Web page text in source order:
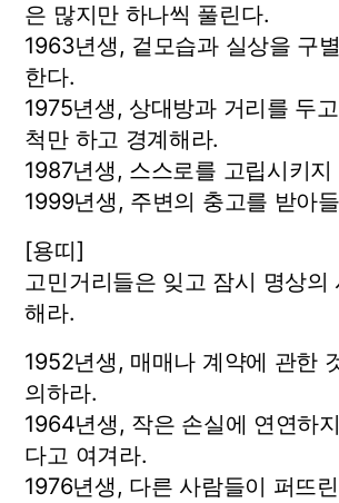
은 많지만 하나씩 풀린다.
1963년생, 겉모습과 실상을 구
한다.
1975년생, 상대방과 거리를 두
척만 하고 경계해라.
1987년생, 스스로를 고립시키
1999년생, 주변의 충고를 받아
[용띠]
고민거리들은 잊고 잠시 명상의
해라.
1952년생, 매매나 계약에 관한
의하라.
1964년생, 작은 손실에 연연하
다고 여겨라.
1976년생, 다른 사람들이 퍼뜨